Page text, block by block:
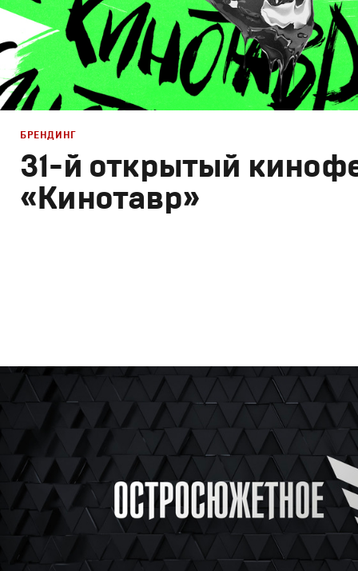
31-й открытый
«Кинотавр»
Брендинг
Брендинг в кино Графический дизайн Моушн-дизайн
БРЕНДИНГ